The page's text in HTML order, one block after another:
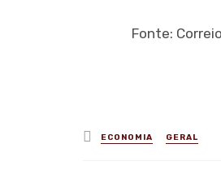
Fonte:
Posted
in
ECONOMIA GERAL